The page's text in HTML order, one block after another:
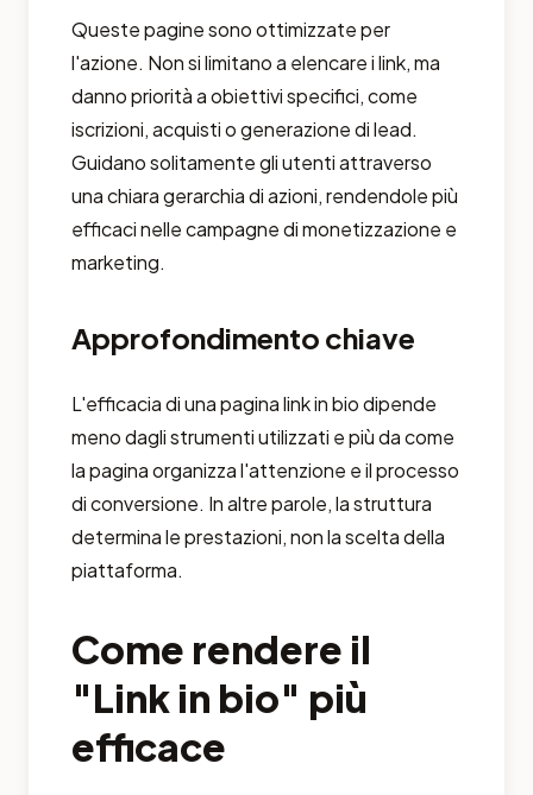
Queste pagine sono ottimizzate per
l'azione. Non si limitano a elencare i link, ma
danno priorità a obiettivi specifici, come
iscrizioni, acquisti o generazione di lead.
Guidano solitamente gli utenti attraverso
una chiara gerarchia di azioni, rendendole più
efficaci nelle campagne di monetizzazione e
marketing.
Approfondimento chiave
L'efficacia di una pagina link in bio dipende
meno dagli strumenti utilizzati e più da come
la pagina organizza l'attenzione e il processo
di conversione. In altre parole, la struttura
determina le prestazioni, non la scelta della
piattaforma.
Come rendere il
"Link in bio" più
efficace